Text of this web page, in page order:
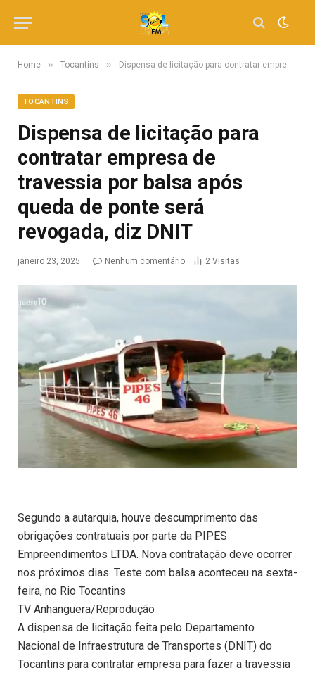
Home » Tocantins » Dispensa de licitação para contratar empresa de travessia por balsa após queda de ponte será revogada, diz DNIT
TOCANTINS
Dispensa de licitação para
contratar empresa de
travessia por balsa após
queda de ponte será
revogada, diz DNIT
janeiro 23, 2025 Nenhum comentário 2 Visitas
Segundo a autarquia, houve descumprimento das
obrigações contratuais por parte da PIPES
Empreendimentos LTDA. Nova contratação deve ocorrer
nos próximos dias. Teste com balsa aconteceu na sexta-
feira, no Rio Tocantins
TV Anhanguera/Reprodução
A dispensa de licitação feita pelo Departamento
Nacional de Infraestrutura de Transportes (DNIT) do
Tocantins para contratar empresa para fazer a travessia